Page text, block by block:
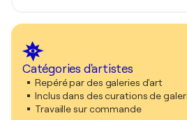
Catégories d'artistes
Repéré par des galeries d'art
Inclus dans des curations de
Travaille sur commande